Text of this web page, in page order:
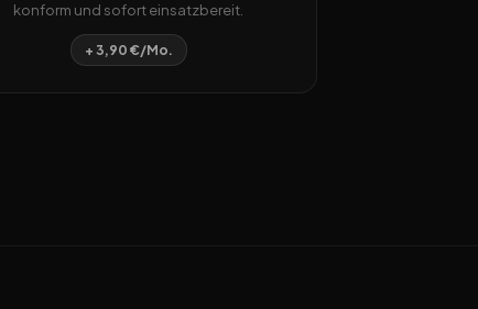
konform und sofort einsatzbereit.
+ 3,90 €/Mo.